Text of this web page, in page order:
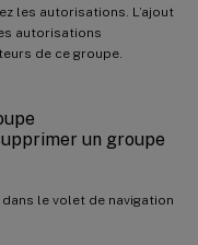
les autorisations. L’ajout
autorisations
de ce groupe.
un groupe
dans le volet de navigation